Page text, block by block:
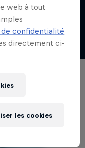
web à tout
de confidentialité
directement ci-
les cookies